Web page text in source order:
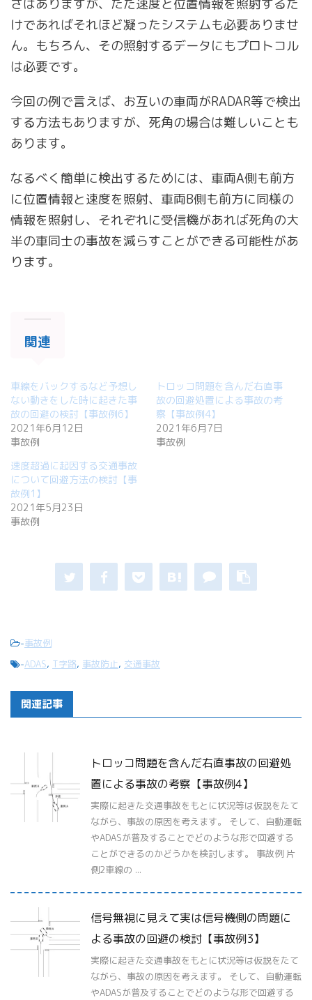
さはありますが、ただ速度と位置情報を照射するだ
けであればそれほど凝ったシステムも必要ありませ
ん。もちろん、その照射するデータにもプロトコル
は必要です。
今回の例で言えば、お互いの車両がRADAR等で検出
する方法もありますが、死角の場合は難しいことも
あります。
なるべく簡単に検出するためには、車両A側も前方
に位置情報と速度を照射、車両B側も前方に同様の
情報を照射し、それぞれに受信機があれば死角の大
半の車同士の事故を減らすことができる可能性があ
ります。
関連
車線をバックするなど予想し
ない動きをした時に起きた事
故の回避の検討【事故例6】
2021年6月12日
事故例
トロッコ問題を含んだ右直事
故の回避処置による事故の考
察【事故例4】
2021年6月7日
事故例
速度超過に起因する交通事故
について回避方法の検討【事
故例1】
2021年5月23日
事故例
-事故例
-ADAS, T字路, 事故防止, 交通事故
関連記事
トロッコ問題を含んだ右直事故の回避処
置による事故の考察【事故例4】
実際に起きた交通事故をもとに状況等は仮説をたて
ながら、事故の原因を考えます。 そして、自動運転
やADASが普及することでどのような形で回避する
ことができるのかどうかを検討します。 事故例 片
側2車線の ...
信号無視に見えて実は信号機側の問題に
よる事故の回避の検討【事故例3】
実際に起きた交通事故をもとに状況等は仮説をたて
ながら、事故の原因を考えます。 そして、自動運転
やADASが普及することでどのような形で回避する